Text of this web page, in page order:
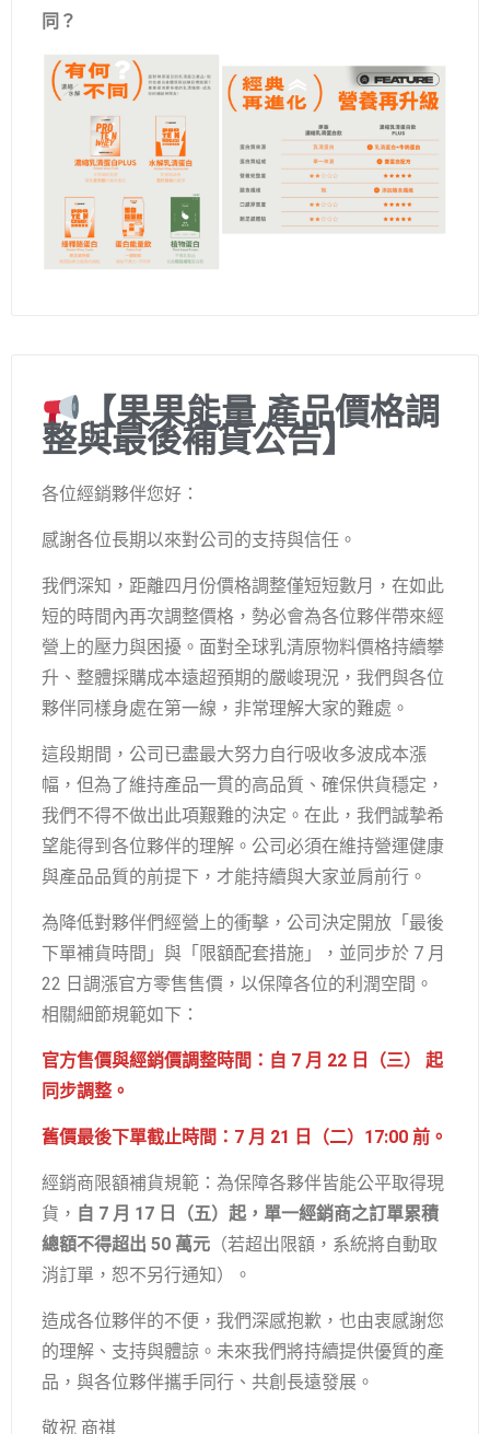
同？
【果果能量 產品價格調
整與最後補貨公告】
各位經銷夥伴您好：
感謝各位長期以來對公司的支持與信任。
我們深知，距離四月份價格調整僅短短數月，在如此
短的時間內再次調整價格，勢必會為各位夥伴帶來經
營上的壓力與困擾。面對全球乳清原物料價格持續攀
升、整體採購成本遠超預期的嚴峻現況，我們與各位
夥伴同樣身處在第一線，非常理解大家的難處。
這段期間，公司已盡最大努力自行吸收多波成本漲
幅，但為了維持產品一貫的高品質、確保供貨穩定，
我們不得不做出此項艱難的決定。在此，我們誠摯希
望能得到各位夥伴的理解。公司必須在維持營運健康
與產品品質的前提下，才能持續與大家並肩前行。
為降低對夥伴們經營上的衝擊，公司決定開放「最後
下單補貨時間」與「限額配套措施」，並同步於 7 月
22 日調漲官方零售售價，以保障各位的利潤空間。
相關細節規範如下：
官方售價與經銷價調整時間：自 7 月 22 日（三） 起
同步調整。
舊價最後下單截止時間：7 月 21 日（二）17:00 前。
經銷商限額補貨規範：為保障各夥伴皆能公平取得現
貨， 自 7 月 17 日（五）起，單一經銷商之訂單累積
總額不得超出 50 萬元 （若超出限額，系統將自動取
消訂單，恕不另行通知）。
造成各位夥伴的不便，我們深感抱歉，也由衷感謝您
的理解、支持與體諒。未來我們將持續提供優質的產
品，與各位夥伴攜手同行、共創長遠發展。
敬祝 商祺